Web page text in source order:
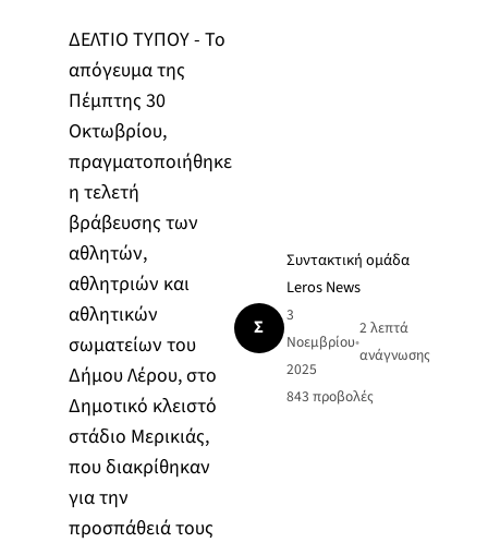
ΔΕΛΤΙΟ ΤΥΠΟΥ - Το
απόγευμα της
Πέμπτης 30
Οκτωβρίου,
πραγματοποιήθηκε
η τελετή
βράβευσης των
αθλητών,
αθλητριών και
αθλητικών
σωματείων του
Δήμου Λέρου, στο
Δημοτικό κλειστό
στάδιο Μερικιάς,
που διακρίθηκαν
για την
προσπάθειά τους
Σ
Συντακτική ομάδα
Leros News
3
Νοεμβρίου
2025
•
2 λεπτά
ανάγνωσης
843 προβολές